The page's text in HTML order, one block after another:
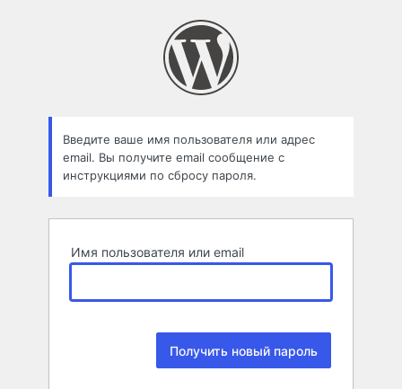
Введите ваше имя пользователя или адрес
email. Вы получите email сообщение с
инструкциями по сбросу пароля.
Имя пользователя или email